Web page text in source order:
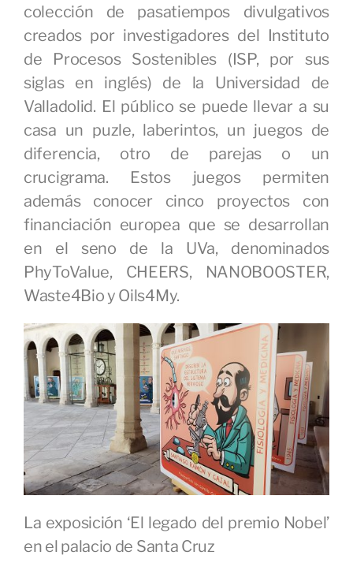
colección de pasatiempos divulgativos
creados por investigadores del Instituto
de Procesos Sostenibles (ISP, por sus
siglas en inglés) de la Universidad de
Valladolid. El público se puede llevar a su
casa un puzle, laberintos, un juegos de
diferencia, otro de parejas o un
crucigrama. Estos juegos permiten
además conocer cinco proyectos con
financiación europea que se desarrollan
en el seno de la UVa, denominados
PhyToValue, CHEERS, NANOBOOSTER,
Waste4Bio y Oils4My.
La exposición ‘El legado del premio Nobel’
en el palacio de Santa Cruz